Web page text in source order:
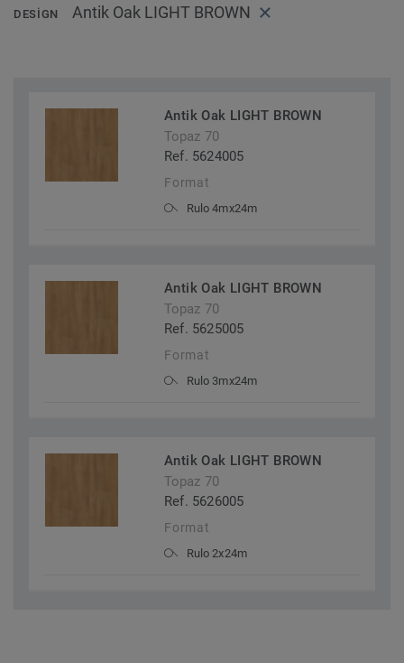
DESIGN Antik Oak LIGHT BROWN
Antik Oak LIGHT BROWN
Topaz 70
Ref. 5624005
Format
Rulo 4mx24m
Antik Oak LIGHT BROWN
Topaz 70
Ref. 5625005
Format
Rulo 3mx24m
Antik Oak LIGHT BROWN
Topaz 70
Ref. 5626005
Format
Rulo 2x24m